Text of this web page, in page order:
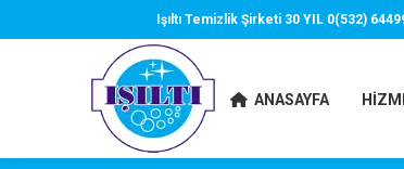
Işıltı Temizlik Şirketi 30 YIL 0(532)
ANASAYFA